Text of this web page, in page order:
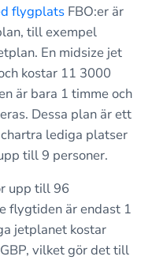
flygplatsFBO:er är
till exempel
En midsize jet
kostar 11 3000
är bara 1 timme och
Dessa plan är ett
lediga platser
till 9 personer.
upp till 96
flygtiden är endast 1
jetplanet kostar
vilket gör det till